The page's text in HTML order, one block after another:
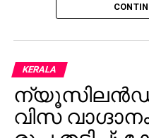
തിരുവനന്തപുരത്ത
രണ്ടാമതും നോട്ടീസ്
അന്വേഷണം ഇനി
കേന്ദ്രീകരിച്ചാണെന്ന്
വാസു ദേവസ്വം ബോർഡ്
പത്മകുമാറായിരുന്നു
KERALA
വിസ